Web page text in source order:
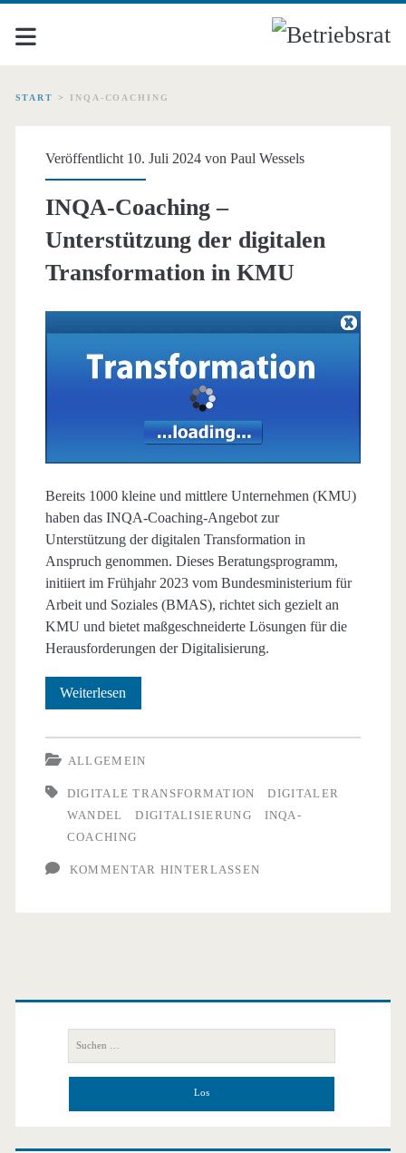
START > INQA-COACHING
Schlagwort:
<span>INQA-
Coaching</span>
Veröffentlicht 10. Juli 2024 von Paul Wessels
INQA-Coaching –
Unterstützung der digitalen
Transformation in KMU
Bereits 1000 kleine und mittlere Unternehmen (KMU)
haben das INQA-Coaching-Angebot zur
Unterstützung der digitalen Transformation in
Anspruch genommen. Dieses Beratungsprogramm,
initiiert im Frühjahr 2023 vom Bundesministerium für
Arbeit und Soziales (BMAS), richtet sich gezielt an
KMU und bietet maßgeschneiderte Lösungen für die
Herausforderungen der Digitalisierung.
Weiterlesen
–
Unterstützung
der
ALLGEMEIN
DIGITALE TRANSFORMATION
DIGITALER
WANDEL
DIGITALISIERUNG
INQA-
COACHING
KOMMENTAR HINTERLASSEN
Primäre
Seitenleiste
nach: